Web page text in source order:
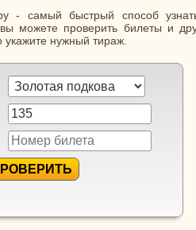
- самый быстрый способ
можете проверить билеты и
нужный тираж.